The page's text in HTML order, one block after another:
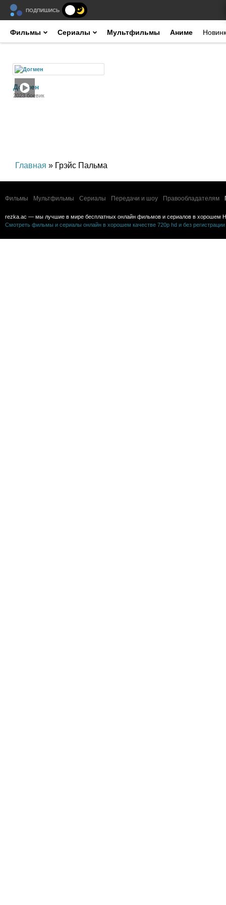
ПОДПИШИСЬ
Фильмы Сериалы Мультфильмы Аниме
Догмен
2023 боевик
Главная » Грэйс Пальма
Фильмы Мультфильмы Сериалы Передачи и шоу Правообладателям
rezka.ac — мы лучшие в мире бесплатных онлайн фильмов и сериалов в хорошем
Смотреть фильмы и сериалы онлайн в хорошем качестве 720p hd и без